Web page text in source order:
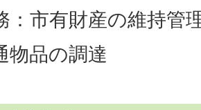
：市有財産の維持管
物品の調達